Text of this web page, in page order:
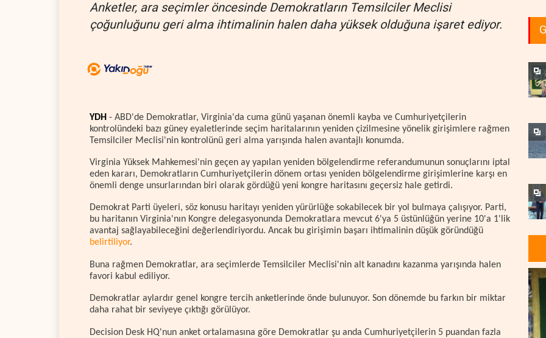
Anketler, ara seçimler öncesinde Demokratların Temsilciler Meclisi
çoğunluğunu geri alma ihtimalinin halen daha yüksek olduğuna işaret ediyor.
YDH - ABD'de Demokratlar, Virginia'da cuma günü yaşanan önemli kayba ve Cumhuriyetçilerin
kontrolündeki bazı güney eyaletlerinde seçim haritalarının yeniden çizilmesine yönelik girişimlere rağmen
Temsilciler Meclisi'nin kontrolünü geri alma yarışında halen avantajlı konumda.
Virginia Yüksek Mahkemesi'nin geçen ay yapılan yeniden bölgelendirme referandumunun sonuçlarını iptal
eden kararı, Demokratların Cumhuriyetçilerin dönem ortası yeniden bölgelendirme girişimlerine karşı en
önemli denge unsurlarından biri olarak gördüğü yeni kongre haritasını geçersiz hale getirdi.
Demokrat Parti üyeleri, söz konusu haritayı yeniden yürürlüğe sokabilecek bir yol bulmaya çalışıyor. Parti,
bu haritanın Virginia'nın Kongre delegasyonunda Demokratlara mevcut 6'ya 5 üstünlüğün yerine 10'a 1'lik
avantaj sağlayabileceğini değerlendiriyordu. Ancak bu girişimin başarı ihtimalinin düşük göründüğü
belirtiliyor.
Buna rağmen Demokratlar, ara seçimlerde Temsilciler Meclisi'nin alt kanadını kazanma yarışında halen
favori kabul ediliyor.
Demokratlar aylardır genel kongre tercih anketlerinde önde bulunuyor. Son dönemde bu farkın bir miktar
daha rahat bir seviyeye çıktığı görülüyor.
Decision Desk HQ'nun anket ortalamasına göre Demokratlar şu anda Cumhuriyetçilerin 5 puandan fazla